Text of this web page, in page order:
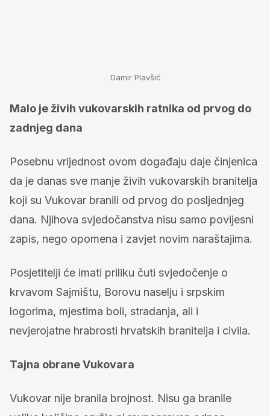
Damir Plavšić
Malo je živih vukovarskih ratnika od prvog do
zadnjeg dana
Posebnu vrijednost ovom događaju daje činjenica
da je danas sve manje živih vukovarskih branitelja
koji su Vukovar branili od prvog do posljednjeg
dana. Njihova svjedočanstva nisu samo povijesni
zapis, nego opomena i zavjet novim naraštajima.
Posjetitelji će imati priliku čuti svjedočenje o
krvavom Sajmištu, Borovu naselju i srpskim
logorima, mjestima boli, stradanja, ali i
nevjerojatne hrabrosti hrvatskih branitelja i civila.
Tajna obrane Vukovara
Vukovar nije branila brojnost. Nisu ga branile